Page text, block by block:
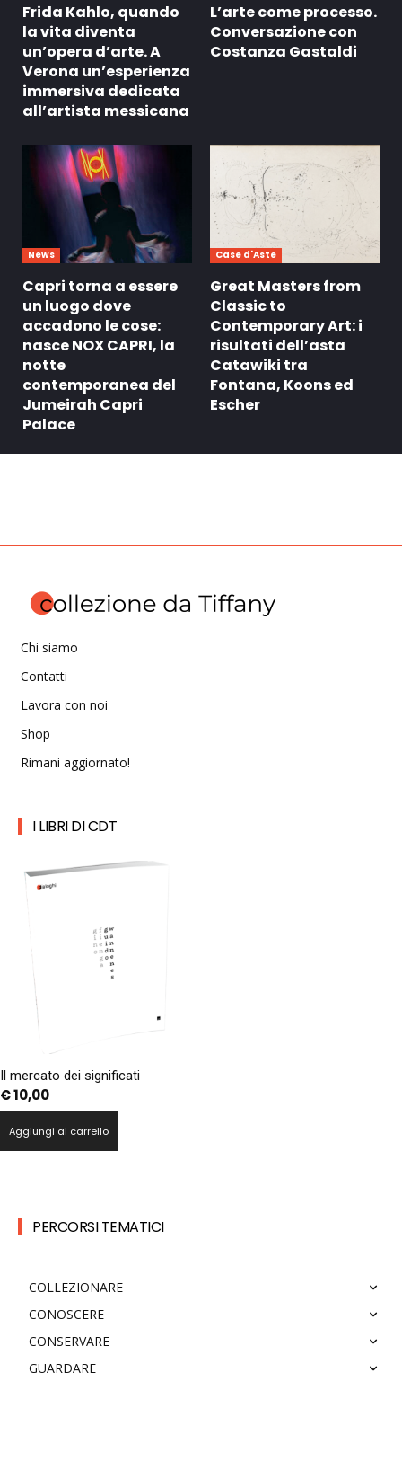
Frida Kahlo, quando
la vita diventa
un’opera d’arte. A
Verona un’esperienza
immersiva dedicata
all’artista messicana
L’arte come processo.
Conversazione con
Costanza Gastaldi
News
Capri torna a essere
un luogo dove
accadono le cose:
nasce NOX CAPRI, la
notte
contemporanea del
Jumeirah Capri
Palace
Case d'Aste
Great Masters from
Classic to
Contemporary Art: i
risultati dell’asta
Catawiki tra
Fontana, Koons ed
Escher
Chi siamo
Contatti
Lavora con noi
Shop
Rimani aggiornato!
I LIBRI DI CDT
Il mercato dei significati
€10,00
Aggiungi al carrello
PERCORSI TEMATICI
COLLEZIONARE
CONOSCERE
CONSERVARE
GUARDARE